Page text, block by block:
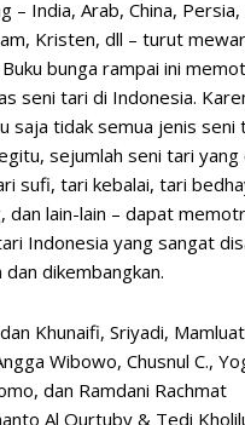
– India, Arab, China,
Kristen, dll – turut
bunga rampai ini
seni tari di Indonesia.
saja tidak semua jenis seni
sejumlah seni tari yang
sufi, tari kebalai, tari
dan lain-lain – dapat
Indonesia yang sangat
dikembangkan.
Khunaifi, Sriyadi,
Wibowo, Chusnul C.,
dan Ramdani Rachmat
Al Qurtuby & Tedi